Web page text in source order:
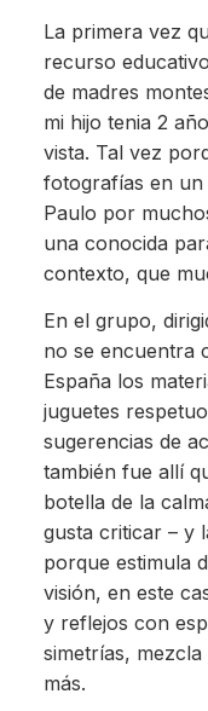
La primera vez
recurso
de madres
mi hijo tenia 2
vista. Tal vez
fotografías en un
Paulo por
una conocida
contexto, que
En el grupo,
no se encuentra
España los
juguetes
sugerencias de
también fue allí
botella de la
gusta criticar – y
porque estimula
visión, en este
y reflejos con
simetrías,
más.